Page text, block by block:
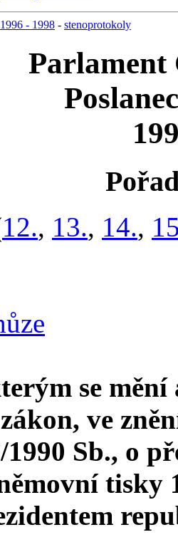
- 1998 - stenoprotokoly
Parlament
12., 13., 14.,
se
ve
1990 Sb., o
tisky